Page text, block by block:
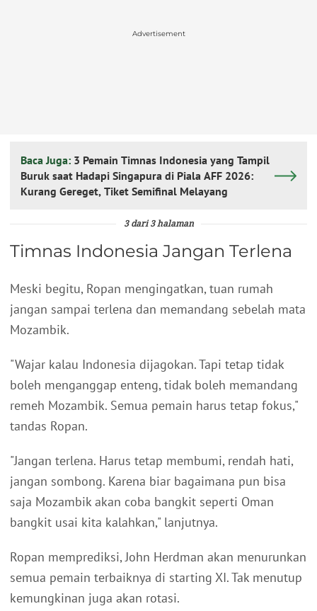
Advertisement
Baca Juga: 3 Pemain Timnas Indonesia yang Tampil
Buruk saat Hadapi Singapura di Piala AFF 2026:
Kurang Gereget, Tiket Semifinal Melayang
3 dari 3 halaman
Timnas Indonesia Jangan Terlena
Meski begitu, Ropan mengingatkan, tuan rumah
jangan sampai terlena dan memandang sebelah mata
Mozambik.
"Wajar kalau Indonesia dijagokan. Tapi tetap tidak
boleh menganggap enteng, tidak boleh memandang
remeh Mozambik. Semua pemain harus tetap fokus,"
tandas Ropan.
"Jangan terlena. Harus tetap membumi, rendah hati,
jangan sombong. Karena biar bagaimana pun bisa
saja Mozambik akan coba bangkit seperti Oman
bangkit usai kita kalahkan," lanjutnya.
Ropan memprediksi, John Herdman akan menurunkan
semua pemain terbaiknya di starting XI. Tak menutup
kemungkinan juga akan rotasi.